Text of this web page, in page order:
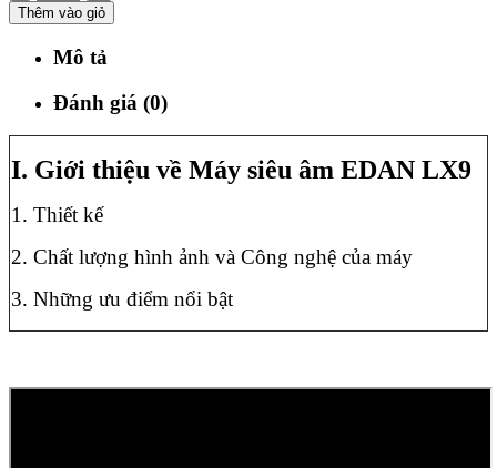
Thêm vào giỏ
Mô tả
Đánh giá (0)
I. Giới thiệu về Máy siêu âm EDAN LX9
1. Thiết kế
2. Chất lượng hình ảnh và Công nghệ của máy
3. Những ưu điểm nổi bật